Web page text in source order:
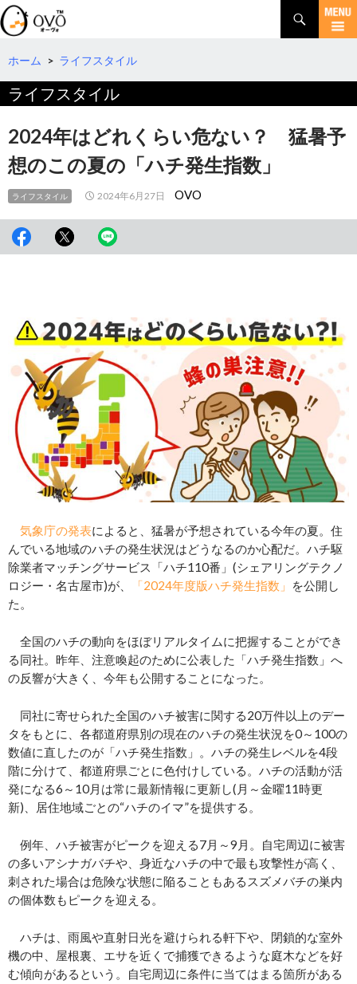
検
索
コ
テ
ツ
へ
動
ホーム > ライフスタイル
ライフスタイル
2024年はどれくらい危ない？ 猛暑予
想のこの夏の「ハチ発生指数」
ライフスタイル 2024年6月27日 OVO
気象庁の発表によると、猛暑が予想されている今年の夏。住
んでいる地域のハチの発生状況はどうなるのか心配だ。ハチ駆
除業者マッチングサービス「ハチ110番」(シェアリングテクノ
ロジー・名古屋市)が、
「2024年度版ハチ発生指数」
を公開し
た。
全国のハチの動向をほぼリアルタイムに把握することができ
る同社。昨年、注意喚起のために公表した「ハチ発生指数」へ
の反響が大きく、今年も公開することになった。
同社に寄せられた全国のハチ被害に関する20万件以上のデー
タをもとに、各都道府県別の現在のハチの発生状況を0～100の
数値に直したのが「ハチ発生指数」。ハチの発生レベルを4段
階に分けて、都道府県ごとに色付けしている。ハチの活動が活
発になる6～10月は常に最新情報に更新し(月～金曜11時更
新)、居住地域ごとの“ハチのイマ”を提供する。
例年、ハチ被害がピークを迎える7月～9月。自宅周辺に被害
の多いアシナガバチや、身近なハチの中で最も攻撃性が高く、
刺された場合は危険な状態に陥ることもあるスズメバチの巣内
の個体数もピークを迎える。
ハチは、雨風や直射日光を避けられる軒下や、閉鎖的な室外
機の中、屋根裏、エサを近くで捕獲できるような庭木などを好
む傾向があるという。自宅周辺に条件に当てはまる箇所がある